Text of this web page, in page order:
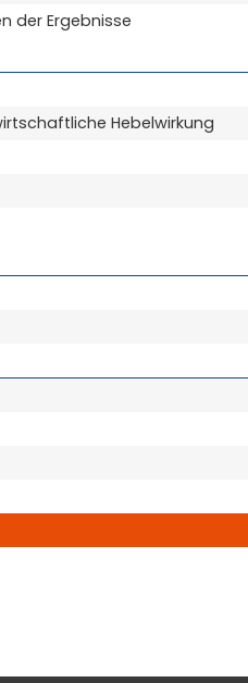
der Ergebnisse
Hebelwirkung